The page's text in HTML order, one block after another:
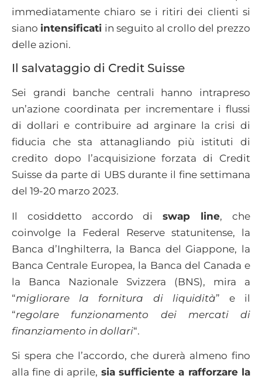
immediatamente chiaro se i ritiri dei clienti si
siano intensificati in seguito al crollo del prezzo
delle azioni.
Il salvataggio di Credit Suisse
Sei grandi banche centrali hanno intrapreso
un’azione coordinata per incrementare i flussi
di dollari e contribuire ad arginare la crisi di
fiducia che sta attanagliando più istituti di
credito dopo l’acquisizione forzata di Credit
Suisse da parte di UBS durante il fine settimana
del 19-20 marzo 2023.
Il cosiddetto accordo diswap line, che
coinvolge la Federal Reserve statunitense, la
Banca d’Inghilterra, la Banca del Giappone, la
Banca Centrale Europea, la Banca del Canada e
la Banca Nazionale Svizzera (BNS), mira a
“migliorare la fornitura di liquidità” e il
“regolare funzionamento dei mercati di
finanziamento in dollari“.
Si spera che l’accordo, che durerà almeno fino
alla fine di aprile, sia sufficiente a rafforzare la